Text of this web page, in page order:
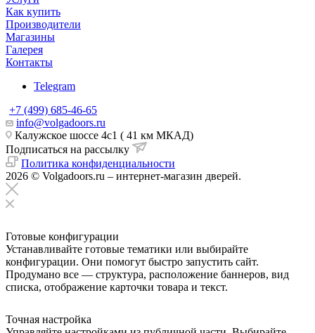
Как купить
Производители
Магазины
Галерея
Контакты
Telegram
+7 (499) 685-46-65
info@volgadoors.ru
Калужское шоссе 4с1 ( 41 км МКАД)
Подписаться на рассылку
Политика конфиденциальности
2026 © Volgadoors.ru – интернет-магазин дверей.
Готовые конфигурации
Устанавливайте готовые тематики или выбирайте
конфигурации. Они помогут быстро запустить сайт.
Продумано все — структура, расположение баннеров, вид
списка, отображение карточки товара и текст.
Точная настройка